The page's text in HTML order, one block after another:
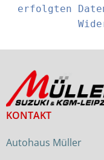
erfolgten
KONTAKT
Autohaus Müller